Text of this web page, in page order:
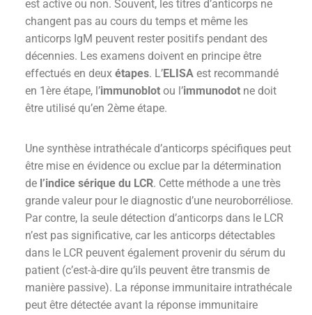
est active ou non. Souvent, les titres d’anticorps ne
changent pas au cours du temps et même les
anticorps IgM peuvent rester positifs pendant des
décennies. Les examens doivent en principe être
effectués en deux étapes. L’ELISA est recommandé
en 1ère étape, l’immunoblot ou l’immunodot ne doit
être utilisé qu’en 2ème étape.
Une synthèse intrathécale d’anticorps spécifiques peut
être mise en évidence ou exclue par la détermination
de l’indice sérique du LCR. Cette méthode a une très
grande valeur pour le diagnostic d’une neuroborréliose.
Par contre, la seule détection d’anticorps dans le LCR
n’est pas significative, car les anticorps détectables
dans le LCR peuvent également provenir du sérum du
patient (c’est-à-dire qu’ils peuvent être transmis de
manière passive). La réponse immunitaire intrathécale
peut être détectée avant la réponse immunitaire